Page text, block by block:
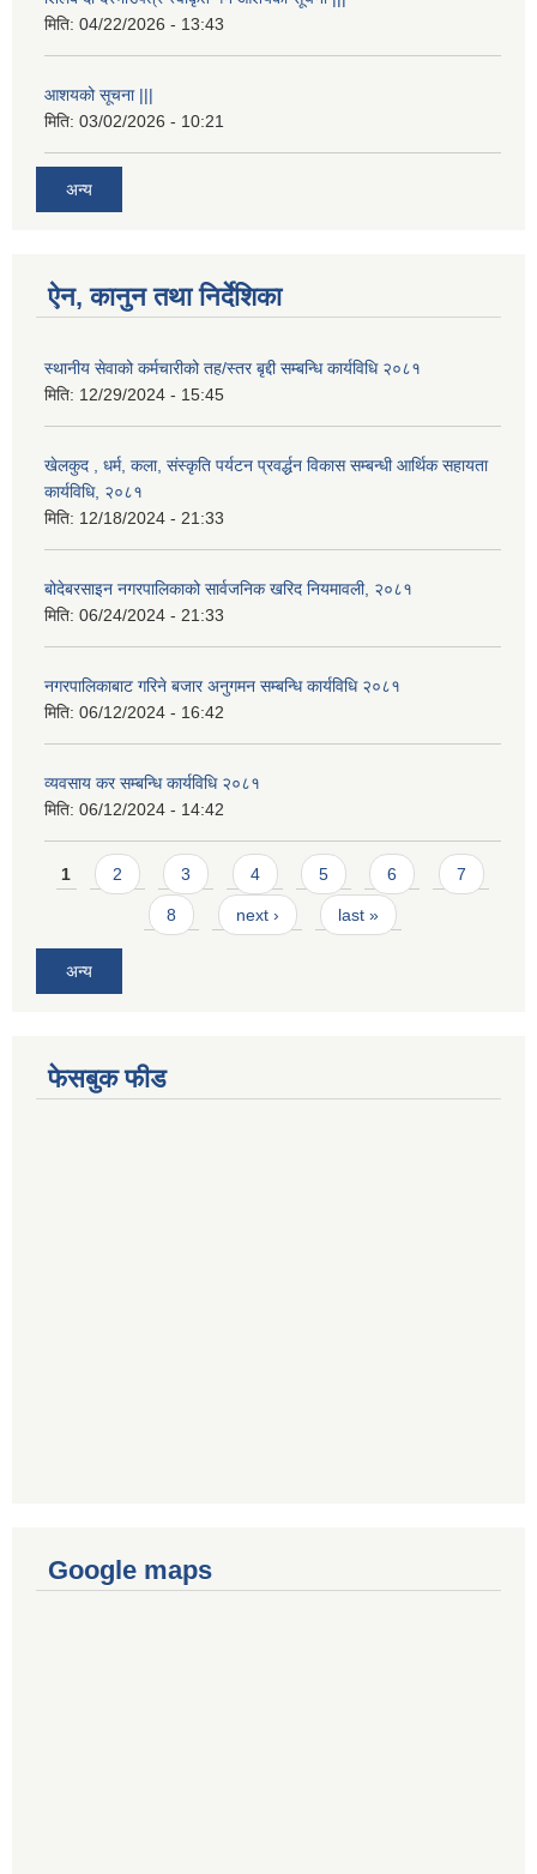
मिति: 04/22/2026 - 13:43
आशयको सूचना |||
मिति: 03/02/2026 - 10:21
अन्य
ऐन, कानुन तथा निर्देशिका
स्थानीय सेवाको कर्मचारीको तह/स्तर बृद्दी सम्बन्धि कार्यविधि २०८१
मिति: 12/29/2024 - 15:45
खेलकुद , धर्म, कला, संस्कृति पर्यटन प्रवर्द्धन विकास सम्बन्धी आर्थिक सहायता
कार्यविधि, २०८१
मिति: 12/18/2024 - 21:33
बोदेबरसाइन नगरपालिकाको सार्वजनिक खरिद नियमावली, २०८१
मिति: 06/24/2024 - 21:33
नगरपालिकाबाट गरिने बजार अनुगमन सम्बन्धि कार्यविधि २०८१
मिति: 06/12/2024 - 16:42
व्यवसाय कर सम्बन्धि कार्यविधि २०८१
मिति: 06/12/2024 - 14:42
Pages
1 2 3 4 5 6 7
8 next › last »
अन्य
फेसबुक फीड
Google maps